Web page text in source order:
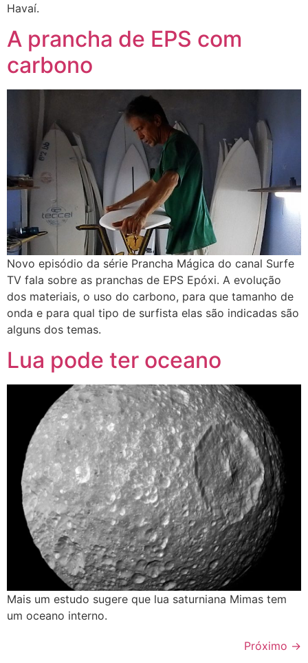
Havaí.
A prancha de EPS com
carbono
Novo episódio da série Prancha Mágica do canal Surfe
TV fala sobre as pranchas de EPS Epóxi. A evolução
dos materiais, o uso do carbono, para que tamanho de
onda e para qual tipo de surfista elas são indicadas são
alguns dos temas.
Lua pode ter oceano
Mais um estudo sugere que lua saturniana Mimas tem
um oceano interno.
Próximo →